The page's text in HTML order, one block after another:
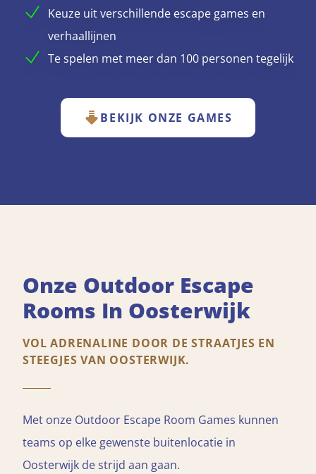
Keuze uit verschillende escape games en
verhaallijnen
Te spelen met meer dan 100 personen tegelijk
BEKIJK ONZE GAMES
Onze Outdoor Escape
Rooms In Oosterwijk
VOL ADRENALINE DOOR DE STRAATJES EN
STEEGJES VAN OOSTERWIJK.
Met onze Outdoor Escape Room Games kunnen
teams op elke gewenste buitenlocatie in
Oosterwijk de strijd aan gaan.